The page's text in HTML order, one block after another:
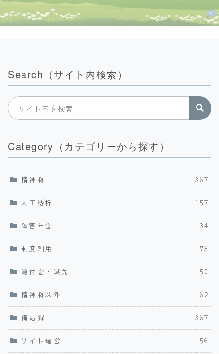
Search（サイト内検索）
Category（カテゴリーから探す）
精神科 367
人工透析 157
障害年金 34
制度利用 78
給付金・減免 50
精神科以外 62
備忘録 367
サイト運営 56